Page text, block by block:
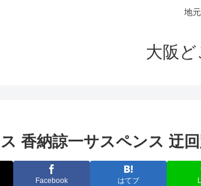
地
大阪
香納諒一サスペンス 迂
Facebook はてブ